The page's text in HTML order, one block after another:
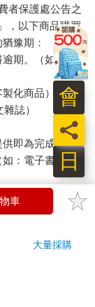
者保護處公告之
，以下商品購買
豫期：
期。（如：生
化商品）
誌）
即為完成之線
：電子書、電
、刮鬍刀、除毛
（含例假
車
大量採購
日
員
會